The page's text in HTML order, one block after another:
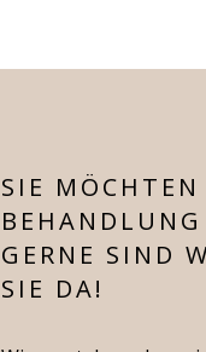
SIE
BEHANDLUNG
GERNE SIND
SIE DA!